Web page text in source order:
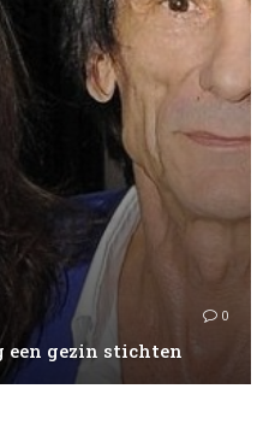
0
een gezin stichten